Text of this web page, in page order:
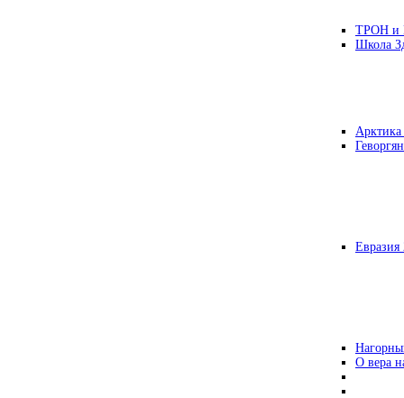
ТРОН и
Школа
Евразия
О вера